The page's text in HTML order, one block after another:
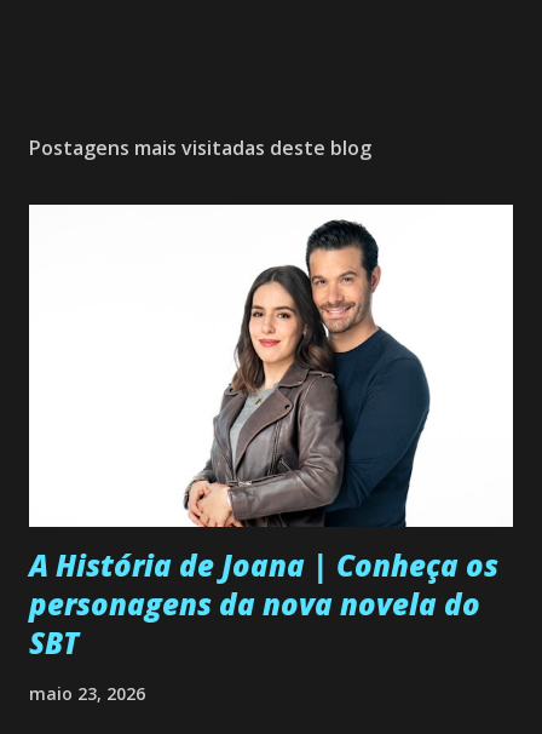
Postagens mais visitadas deste blog
A História de Joana | Conheça os
personagens da nova novela do
SBT
maio 23, 2026